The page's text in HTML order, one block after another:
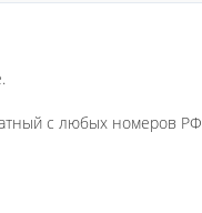
с любых номеров РФ